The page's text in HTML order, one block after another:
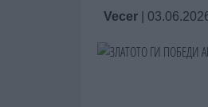
Vecer